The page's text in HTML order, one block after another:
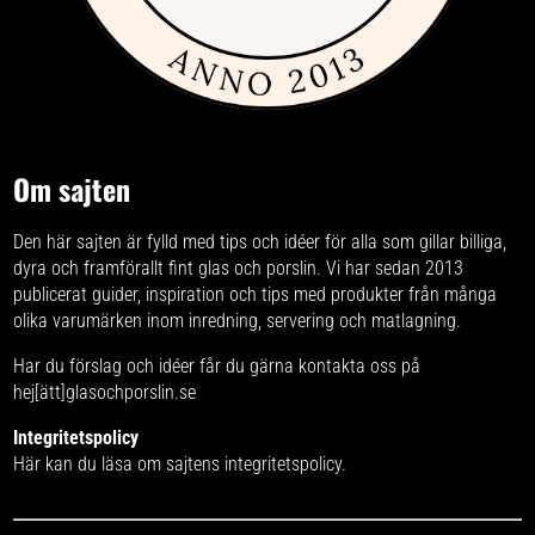
Om sajten
Den här sajten är fylld med tips och idéer för alla som gillar billiga,
dyra och framförallt fint glas och porslin. Vi har sedan 2013
publicerat guider, inspiration och tips med produkter från många
olika varumärken inom inredning, servering och matlagning.
Har du förslag och idéer får du gärna kontakta oss på
hej[ätt]glasochporslin.se
Integritetspolicy
Här kan du läsa om sajtens integritetspolicy.